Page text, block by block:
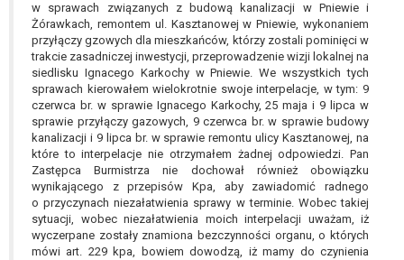
w sprawach związanych z budową kanalizacji w Pniewie i
Żórawkach, remontem ul. Kasztanowej w Pniewie, wykonaniem
przyłączy gzowych dla mieszkańców, którzy zostali pominięci w
trakcie zasadniczej inwestycji, przeprowadzenie wizji lokalnej na
siedlisku Ignacego Karkochy w Pniewie. We wszystkich tych
sprawach kierowałem wielokrotnie swoje interpelacje, w tym: 9
czerwca br. w sprawie Ignacego Karkochy, 25 maja i 9 lipca w
sprawie przyłączy gazowych, 9 czerwca br. w sprawie budowy
kanalizacji i 9 lipca br. w sprawie remontu ulicy Kasztanowej, na
które to interpelacje nie otrzymałem żadnej odpowiedzi. Pan
Zastępca Burmistrza nie dochował również obowiązku
wynikającego z przepisów Kpa, aby zawiadomić radnego
o przyczynach niezałatwienia sprawy w terminie. Wobec takiej
sytuacji, wobec niezałatwienia moich interpelacji uważam, iż
wyczerpane zostały znamiona bezczynności organu, o których
mówi art. 229 kpa, bowiem dowodzą, iż mamy do czynienia